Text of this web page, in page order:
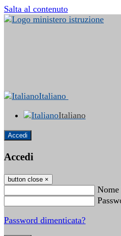
Salta al contenuto
Italiano
Italiano
Accedi
Accedi
button close ×
Password dimenticata?